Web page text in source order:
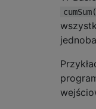
cumSum(